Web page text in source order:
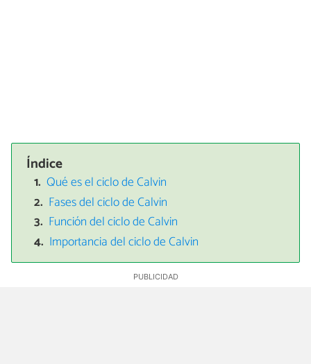
Índice
Qué es el ciclo de Calvin
Fases del ciclo de Calvin
Función del ciclo de Calvin
Importancia del ciclo de Calvin